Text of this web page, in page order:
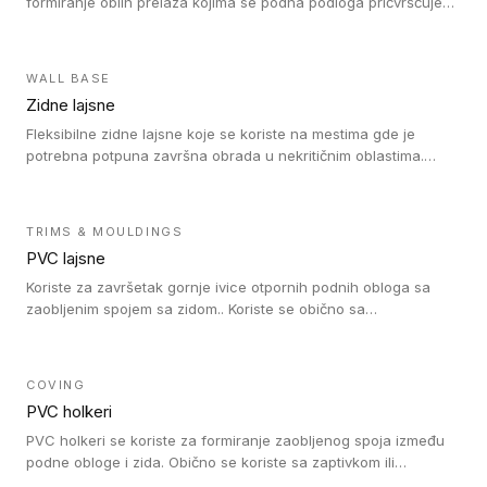
WALL BASE
Zidne lajsne
Fleksibilne zidne lajsne koje se koriste na mestima gde je
potrebna potpuna završna obrada u nekritičnim oblastima.
TRIMS & MOULDINGS
PVC lajsne
Koriste za završetak gornje ivice otpornih podnih obloga sa
zaobljenim spojem sa zidom.. Koriste se obično sa
rešenje).
COVING
PVC holkeri
PVC holkeri se koriste za formiranje zaobljenog spoja između
podne obloge i zida. Obično se koriste sa zaptivkom ili